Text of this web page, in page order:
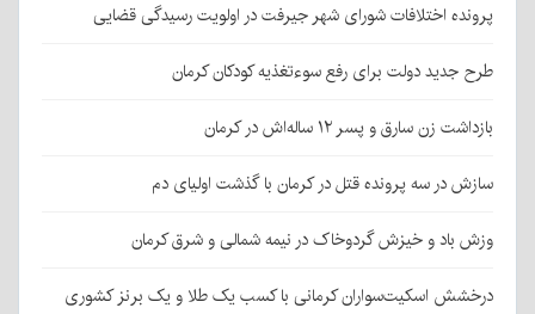
پرونده اختلافات شورای شهر جیرفت در اولویت رسیدگی قضایی
طرح جدید دولت برای رفع سوءتغذیه کودکان کرمان
بازداشت زن سارق و پسر ۱۲ ساله‌اش در کرمان
سازش در سه پرونده قتل در کرمان با گذشت اولیای دم
وزش باد و خیزش گردوخاک در نیمه شمالی و شرق کرمان
درخشش اسکیت‌سواران کرمانی با کسب یک طلا و یک برنز کشوری